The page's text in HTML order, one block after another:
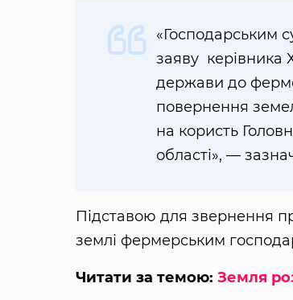
«Господарським
заяву керівника
держави до
повернення
на користь
області», —
Підставою для звернення
землі фермерським
Читати за темою: Земля